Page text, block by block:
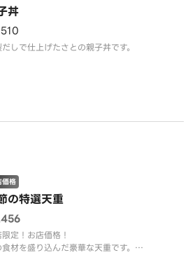
丼
しで仕上げたさとの親子丼です。
の特選天重
価格
定！お店価格！
材を盛り込んだ豪華な天重です。